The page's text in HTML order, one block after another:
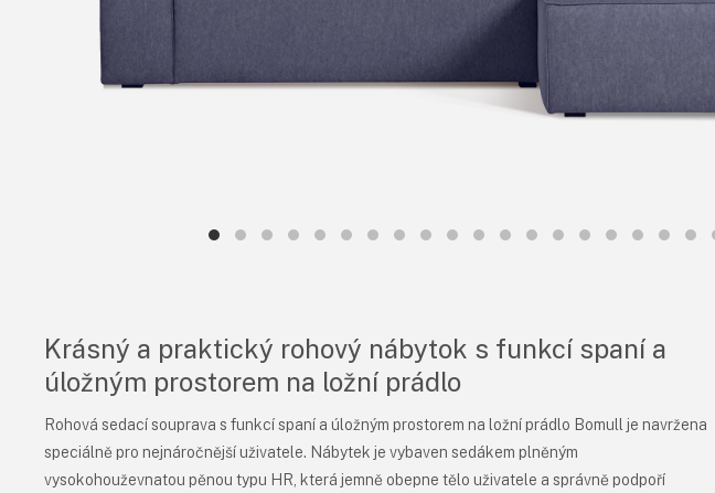
Krásný a praktický rohový nábytok s funkcí spaní a
úložným prostorem na ložní prádlo
Rohová sedací souprava s funkcí spaní a úložným prostorem na ložní prádlo Bomull je navržena
speciálně pro nejnáročnější uživatele. Nábytek je vybaven sedákem plněným
vysokohouževnatou pěnou typu HR, která jemně obepne tělo uživatele a správně podpoří